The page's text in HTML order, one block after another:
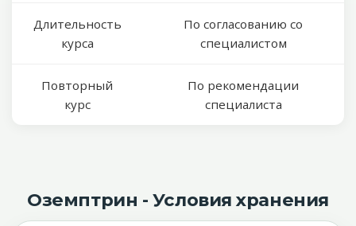
Длительность
курса
По согласованию со
специалистом
Повторный
курс
По рекомендации
специалиста
Оземптрин - Условия хранения